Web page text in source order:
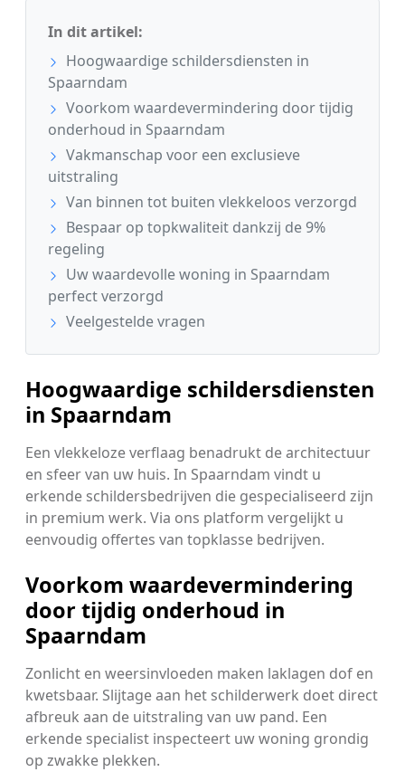
In dit artikel:
Hoogwaardige schildersdiensten in
Spaarndam
Voorkom waardevermindering door tijdig
onderhoud in Spaarndam
Vakmanschap voor een exclusieve
uitstraling
Van binnen tot buiten vlekkeloos verzorgd
Bespaar op topkwaliteit dankzij de 9%
regeling
Uw waardevolle woning in Spaarndam
perfect verzorgd
Veelgestelde vragen
Hoogwaardige schildersdiensten
in Spaarndam
Een vlekkeloze verflaag benadrukt de architectuur
en sfeer van uw huis. In Spaarndam vindt u
erkende schildersbedrijven die gespecialiseerd zijn
in premium werk. Via ons platform vergelijkt u
eenvoudig offertes van topklasse bedrijven.
Voorkom waardevermindering
door tijdig onderhoud in
Spaarndam
Zonlicht en weersinvloeden maken laklagen dof en
kwetsbaar. Slijtage aan het schilderwerk doet direct
afbreuk aan de uitstraling van uw pand. Een
erkende specialist inspecteert uw woning grondig
op zwakke plekken.